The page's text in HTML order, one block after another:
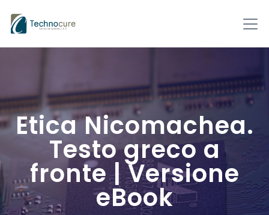
Etica Nicomachea.
Testo greco a
fronte | Versione
eBook